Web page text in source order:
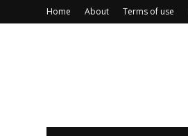
Home About Terms of use